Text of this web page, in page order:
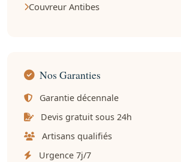
Couvreur Antibes
Nos Garanties
Garantie décennale
Devis gratuit sous 24h
Artisans qualifiés
Urgence 7j/7